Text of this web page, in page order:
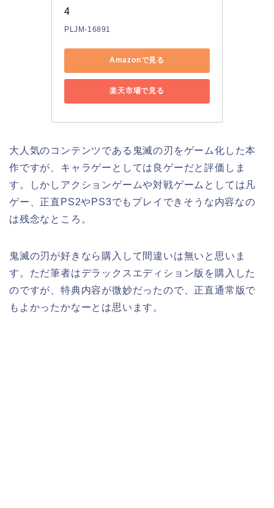
4
PLJM-16891
Amazonで見る
楽天市場で見る
大人気のコンテンツである鬼滅の刃をゲーム化した本
作ですが、キャラゲーとしては良ゲーだと評価しま
す。しかしアクションゲームや対戦ゲームとしては凡
ゲー、正直PS2やPS3でもプレイできそうな内容なの
は残念なところ。
鬼滅の刃が好きなら購入して間違いは無いと思いま
す。ただ筆者はデラックスエディション版を購入した
のですが、特典内容が微妙だったので、正直通常版で
もよかったかなーとは思います。